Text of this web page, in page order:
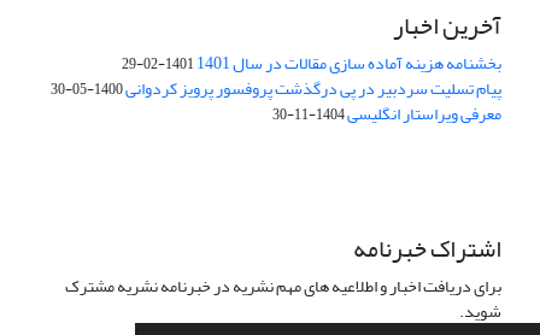
آخرین اخبار
بخشنامه هزینه آماده سازی مقالات در سال 1401 1401-02-29
پیام تسلیت سردبیر در پی درگذشت پروفسور پرویز کردوانی1400-05-30
معرفی ویراستار انگلیسی1404-11-30
اشتراک خبرنامه
برای دریافت اخبار و اطلاعیه های مهم نشریه در خبرنامه نشریه مشترک
شوید.